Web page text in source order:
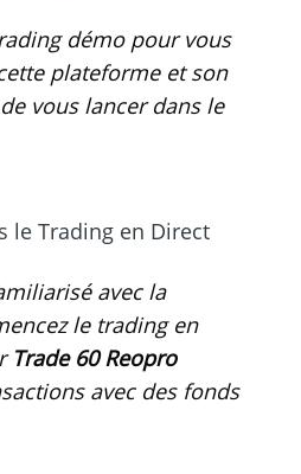
démo pour vous
plateforme et son
vous lancer dans le
le Trading en Direct
avec la
le trading en
Trade 60 Reopro
avec des fonds